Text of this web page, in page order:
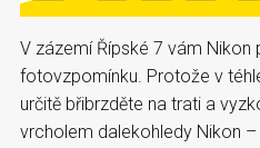
V zázemí Řípské 7 vám Nikon
fotovzpomínku. Protože v
určitě břibrzděte na trati a
vrcholem dalekohledy Nikon